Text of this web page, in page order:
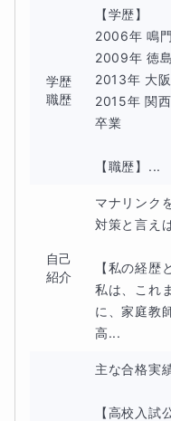
学歴
職歴
【学歴】
2006年 鳴
2009年 徳
2013年 大
2015年 関
卒業
【職歴】...
自己
紹介
マナリンク
対策と言え
【私の経歴
私は、これ
に、家庭教
高...
主な合格実
【高校入試